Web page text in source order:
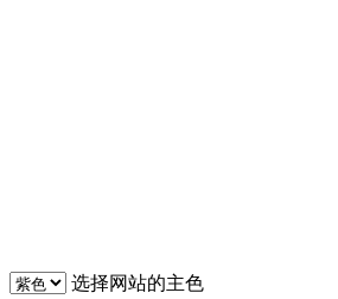
选择网站的主色